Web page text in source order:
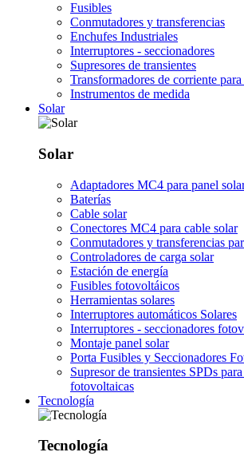
Fusibles
Conmutadores y transferencias
Enchufes Industriales
Interruptores - seccionadores
Supresores de transientes
Transformadores de corriente
Instrumentos de medida
Solar
Solar
Adaptadores MC4 para panel
Baterías
Cable solar
Conectores MC4 para cable solar
Conmutadores y transferencias
Controladores de carga solar
Estación de energía
Fusibles fotovoltáicos
Herramientas solares
Interruptores automáticos Solares
Interruptores - seccionadores
Montaje panel solar
Porta Fusibles y Seccionadores
Supresor de transientes SPDs
fotovoltaicas
Tecnología
Tecnología